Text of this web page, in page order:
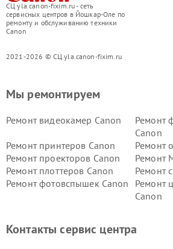
СЦ yla.canon-fixim.ru - сеть
сервисных центров в Йошкар-Оле по
ремонту и обслуживанию техники
Canon
2021-2026 © СЦ yla.canon-fixim.ru
Мы ремонтируем
Ремонт видеокамер Canon
Ремонт
Canon
Ремонт принтеров Canon
Ремонт
Ремонт проекторов Canon
Ремонт
Ремонт плоттеров Canon
Ремонт
Ремонт фотовспышек Canon
Ремонт
Canon
Контакты сервис центра